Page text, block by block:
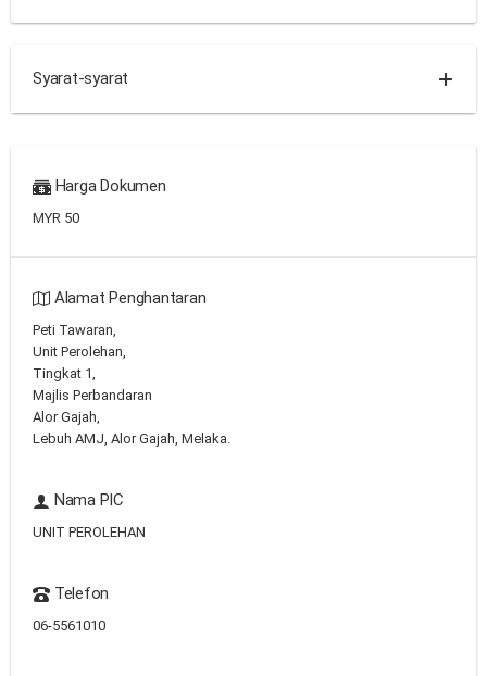
Syarat-syarat
Harga Dokumen
MYR 50
Alamat Penghantaran
Peti Tawaran,
Unit Perolehan,
Tingkat 1,
Majlis Perbandaran
Alor Gajah,
Lebuh AMJ, Alor Gajah, Melaka.
Nama PIC
UNIT PEROLEHAN
Telefon
06-5561010